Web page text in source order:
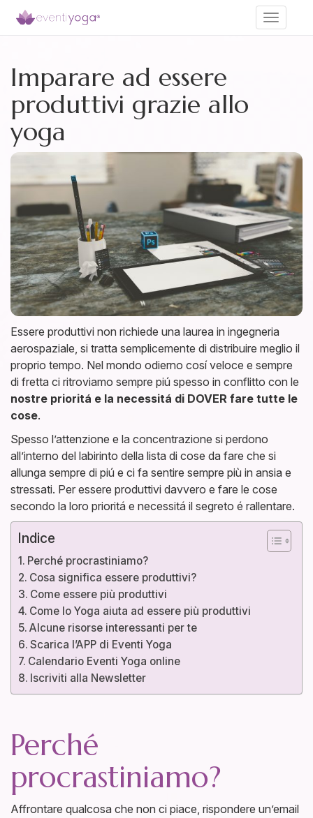
Toggle
Imparare ad essere
produttivi grazie allo
yoga
Essere produttivi non richiede una laurea in ingegneria
aerospaziale, si tratta semplicemente di distribuire meglio il
proprio tempo. Nel mondo odierno cosí veloce e sempre
di fretta ci ritroviamo sempre piú spesso in conflitto con le
nostre prioritá e la necessitá di DOVER fare tutte le
cose.
Spesso l’attenzione e la concentrazione si perdono
all’interno del labirinto della lista di cose da fare che si
allunga sempre di piú e ci fa sentire sempre più in ansia e
stressati. Per essere produttivi davvero e fare le cose
secondo la loro prioritá e necessitá il segreto é rallentare.
Indice
Perché procrastiniamo?
Cosa significa essere produttivi?
Come essere più produttivi
Come lo Yoga aiuta ad essere più produttivi
Alcune risorse interessanti per te
Scarica l’APP di Eventi Yoga
Calendario Eventi Yoga online
Iscriviti alla Newsletter
Perché
procrastiniamo?
Affrontare qualcosa che non ci piace, rispondere un’email